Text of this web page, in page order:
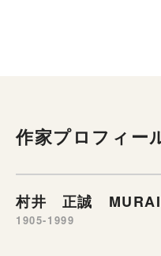
作家プロフィー
村井 正誠
1905-1999